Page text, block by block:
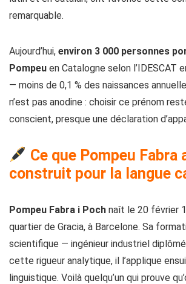
remarquable.
Aujourd’hui, environ 3 000 personnes
Pompeu en Catalogne selon l’IDESCAT
— moins de 0,1 % des naissances
n’est pas anodine : choisir ce prénom
conscient, presque une déclaration
Ce que Pompeu Fabra
construit pour la langue
Pompeu Fabra i Poch naît le 20 février
quartier de Gracia, à Barcelone. Sa
scientifique — ingénieur industriel
cette rigueur analytique, il l’applique
linguistique. Voilà quelqu’un qui prouve